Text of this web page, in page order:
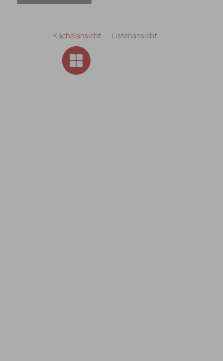
Listenansicht
Kachelansicht